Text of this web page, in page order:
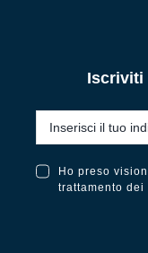
Iscriviti
Ho preso
trattamento